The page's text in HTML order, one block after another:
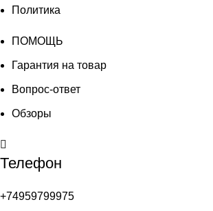
Политика
ПОМОЩЬ
Гарантия на товар
Вопрос-ответ
Обзоры
Телефон
+74959799975